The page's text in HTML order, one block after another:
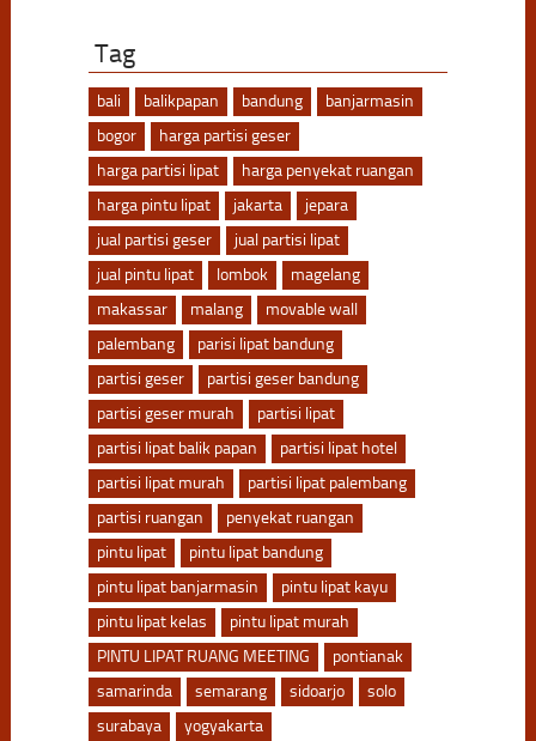
Tag
bali balikpapan bandung
banjarmasin
bogor
harga partisi geser
harga partisi lipat
harga penyekat ruangan
harga pintu lipat
jakarta
jepara
jual partisi geser
jual partisi lipat
jual pintu lipat
lombok
magelang
makassar
malang
movable wall
palembang
parisi lipat bandung
partisi geser
partisi geser bandung
partisi geser murah
partisi lipat
partisi lipat balik papan
partisi lipat hotel
partisi lipat murah
partisi lipat palembang
partisi ruangan
penyekat ruangan
pintu lipat
pintu lipat bandung
pintu lipat banjarmasin
pintu lipat kayu
pintu lipat kelas
pintu lipat murah
PINTU LIPAT RUANG MEETING
pontianak
samarinda
semarang sidoarjo
solo
surabaya
yogyakarta